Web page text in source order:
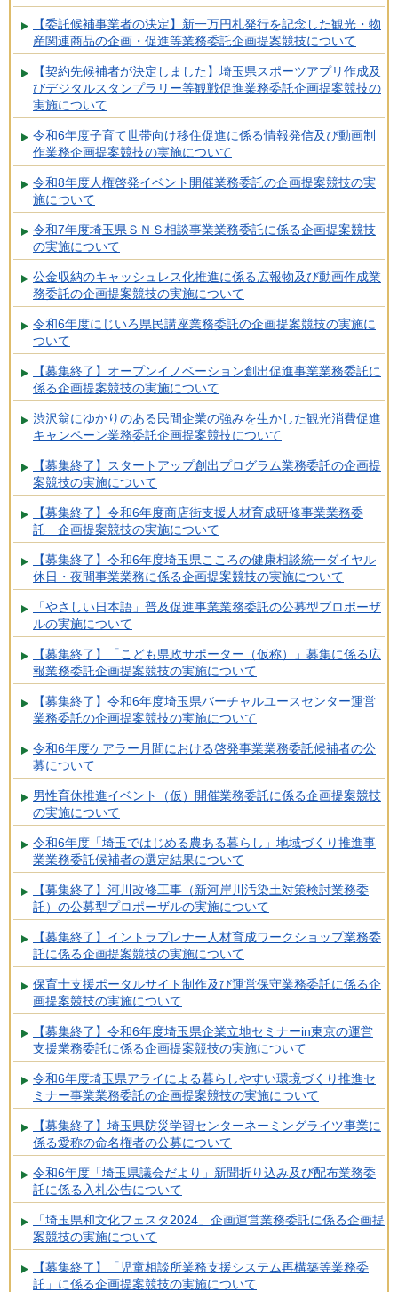
【委託候補事業者の決定】新一万円札発行を記念した観光・物
産関連商品の企画・促進等業務委託企画提案競技について
【契約先候補者が決定しました】埼玉県スポーツアプリ作成及
びデジタルスタンプラリー等観戦促進業務委託企画提案競技の
実施について
令和6年度子育て世帯向け移住促進に係る情報発信及び動画制
作業務企画提案競技の実施について
令和8年度人権啓発イベント開催業務委託の企画提案競技の実
施について
令和7年度埼玉県ＳＮＳ相談事業業務委託に係る企画提案競技
の実施について
公金収納のキャッシュレス化推進に係る広報物及び動画作成業
務委託の企画提案競技の実施について
令和6年度にじいろ県民講座業務委託の企画提案競技の実施に
ついて
【募集終了】オープンイノベーション創出促進事業業務委託に
係る企画提案競技の実施について
渋沢翁にゆかりのある民間企業の強みを生かした観光消費促進
キャンペーン業務委託企画提案競技について
【募集終了】スタートアップ創出プログラム業務委託の企画提
案競技の実施について
【募集終了】令和6年度商店街支援人材育成研修事業業務委
託 企画提案競技の実施について
【募集終了】令和6年度埼玉県こころの健康相談統一ダイヤル
休日・夜間事業業務に係る企画提案競技の実施について
「やさしい日本語」普及促進事業業務委託の公募型プロポーザ
ルの実施について
【募集終了】「こども県政サポーター（仮称）」募集に係る広
報業務委託企画提案競技の実施について
【募集終了】令和6年度埼玉県バーチャルユースセンター運営
業務委託の企画提案競技の実施について
令和6年度ケアラー月間における啓発事業業務委託候補者の公
募について
男性育休推進イベント（仮）開催業務委託に係る企画提案競技
の実施について
令和6年度「埼玉ではじめる農ある暮らし」地域づくり推進事
業業務委託候補者の選定結果について
【募集終了】河川改修工事（新河岸川汚染土対策検討業務委
託）の公募型プロポーザルの実施について
【募集終了】イントラプレナー人材育成ワークショップ業務委
託に係る企画提案競技の実施について
保育士支援ポータルサイト制作及び運営保守業務委託に係る企
画提案競技の実施について
【募集終了】令和6年度埼玉県企業立地セミナーin東京の運営
支援業務委託に係る企画提案競技の実施について
令和6年度埼玉県アライによる暮らしやすい環境づくり推進セ
ミナー事業業務委託の企画提案競技の実施について
【募集終了】埼玉県防災学習センターネーミングライツ事業に
係る愛称の命名権者の公募について
令和6年度「埼玉県議会だより」新聞折り込み及び配布業務委
託に係る入札公告について
「埼玉県和文化フェスタ2024」企画運営業務委託に係る企画提
案競技の実施について
【募集終了】「児童相談所業務支援システム再構築等業務委
託」に係る企画提案競技の実施について